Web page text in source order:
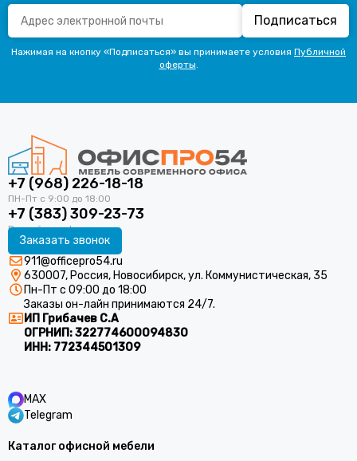
Подписаться
Нажимая на кнопку «Подписаться» вы принимаете условия Публичной
оферты.
+7 (968) 226-18-18
+7 (383) 309-23-73
Заказать звонок
911@officepro54.ru
630007, Россия, Новосибирск, ул. Коммунистическая, 35
Пн-Пт с 09:00 до 18:00
Заказы он-лайн принимаются 24/7.
ИП Грибачев С.А
ОГРНИП:322774600094830
ИНН: 772344501309
MAX
Telegram
Каталог офисной мебели